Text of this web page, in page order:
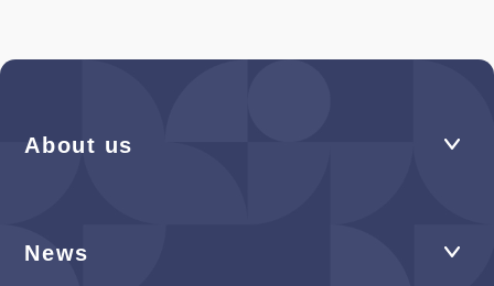
About us
News